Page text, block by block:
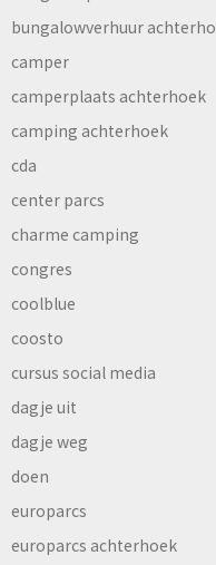
bungalowverhuur
camper
camperplaats achterhoek
camping achterhoek
cda
center parcs
charme camping
congres
coolblue
coosto
cursus social media
dagje uit
dagje weg
doen
europarcs
europarcs achterhoek